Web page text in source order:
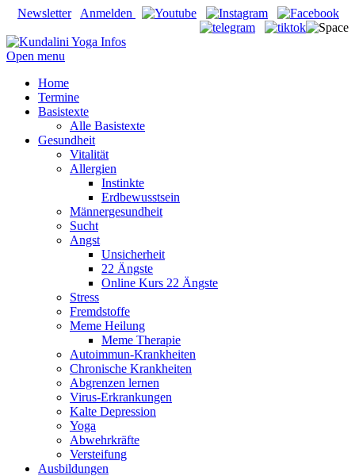
Newsletter Anmelden
Open menu
Home
Termine
Basistexte
Alle Basistexte
Gesundheit
Vitalität
Allergien
Instinkte
Erdbewusstsein
Männergesundheit
Sucht
Angst
Unsicherheit
22 Ängste
Online Kurs 22 Ängste
Stress
Fremdstoffe
Meme Heilung
Meme Therapie
Autoimmun-Krankheiten
Chronische Krankheiten
Abgrenzen lernen
Virus-Erkrankungen
Kalte Depression
Yoga
Abwehrkräfte
Versteifung
Ausbildungen